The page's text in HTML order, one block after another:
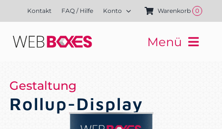
Kontakt FAQ / Hilfe Konto Warenkorb 0
Menü
Mediengestaltung
Referenzen
Gestaltung
Rollup-Display